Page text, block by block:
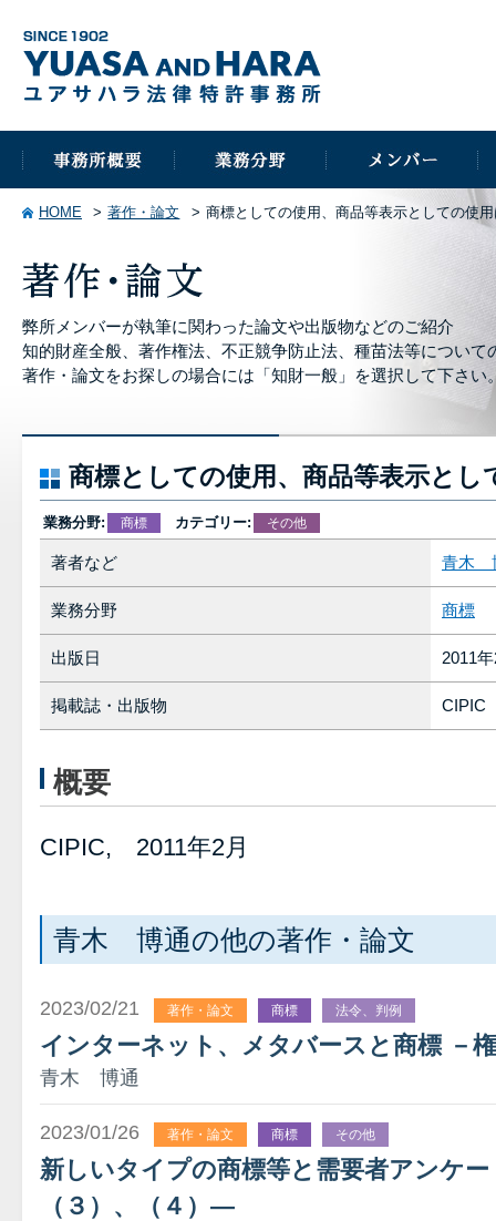
HOME 著作・論文 商標としての使用、商品等表示としての使
弊所メンバーが執筆に関わった論文や出版物などのご紹介
知的財産全般、著作権法、不正競争防止法、種苗法等について
著作・論文をお探しの場合には「知財一般」を選択して下さい
商標としての使用、商品等表示とし
業務分野: 商標 カテゴリー: その他
著者など 青木
業務分野 商標
出版日 2011
掲載誌・出版物 CIPIC
概要
CIPIC, 2011年2月
青木 博通の他の著作・論文
2023/02/21 著作・論文 商標 法令、判例
インターネット、メタバースと商標 －
青木 博通
2023/01/26 著作・論文 商標 その他
新しいタイプの商標等と需要者アンケ
（３）、（４）―